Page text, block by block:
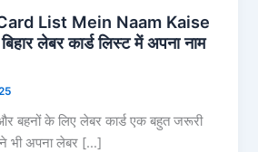
List Mein Naam Kaise
लेबर कार्ड लिस्ट में अपना नाम
बहनों के लिए लेबर कार्ड एक बहुत जरूरी
भी अपना लेबर […]